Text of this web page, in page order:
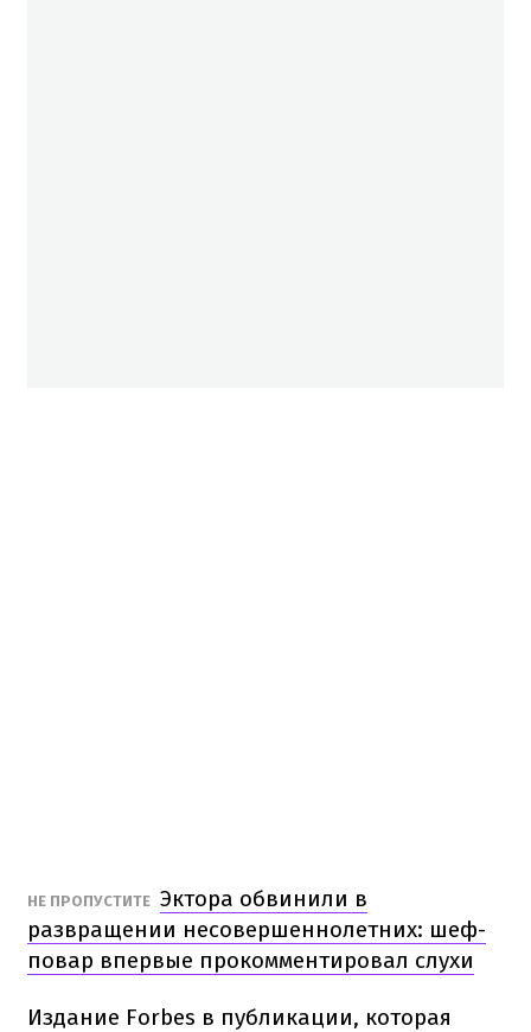
НЕ ПРОПУСТИТЕ Эктора обвинили в
развращении несовершеннолетних: шеф-
повар впервые прокомментировал слухи
Издание Forbes в публикации, которая